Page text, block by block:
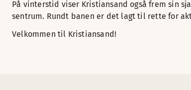
På vinterstid viser Kristiansand også frem sin
sentrum. Rundt banen er det lagt til rette for
Velkommen til Kristiansand!